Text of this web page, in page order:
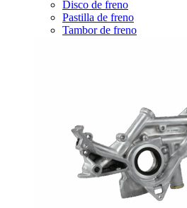
Disco de freno
Pastilla de freno
Tambor de freno